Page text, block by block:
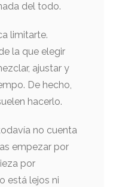
del todo.
limitarte.
la que elegir
ajustar y
De hecho,
hacerlo.
no cuenta
empezar por
por
está lejos ni